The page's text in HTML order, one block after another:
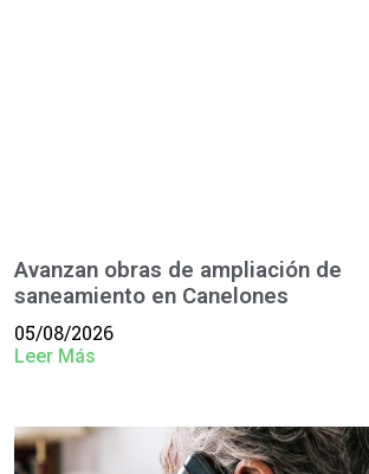
Avanzan obras de ampliación de
saneamiento en Canelones
05/08/2026
Leer Más